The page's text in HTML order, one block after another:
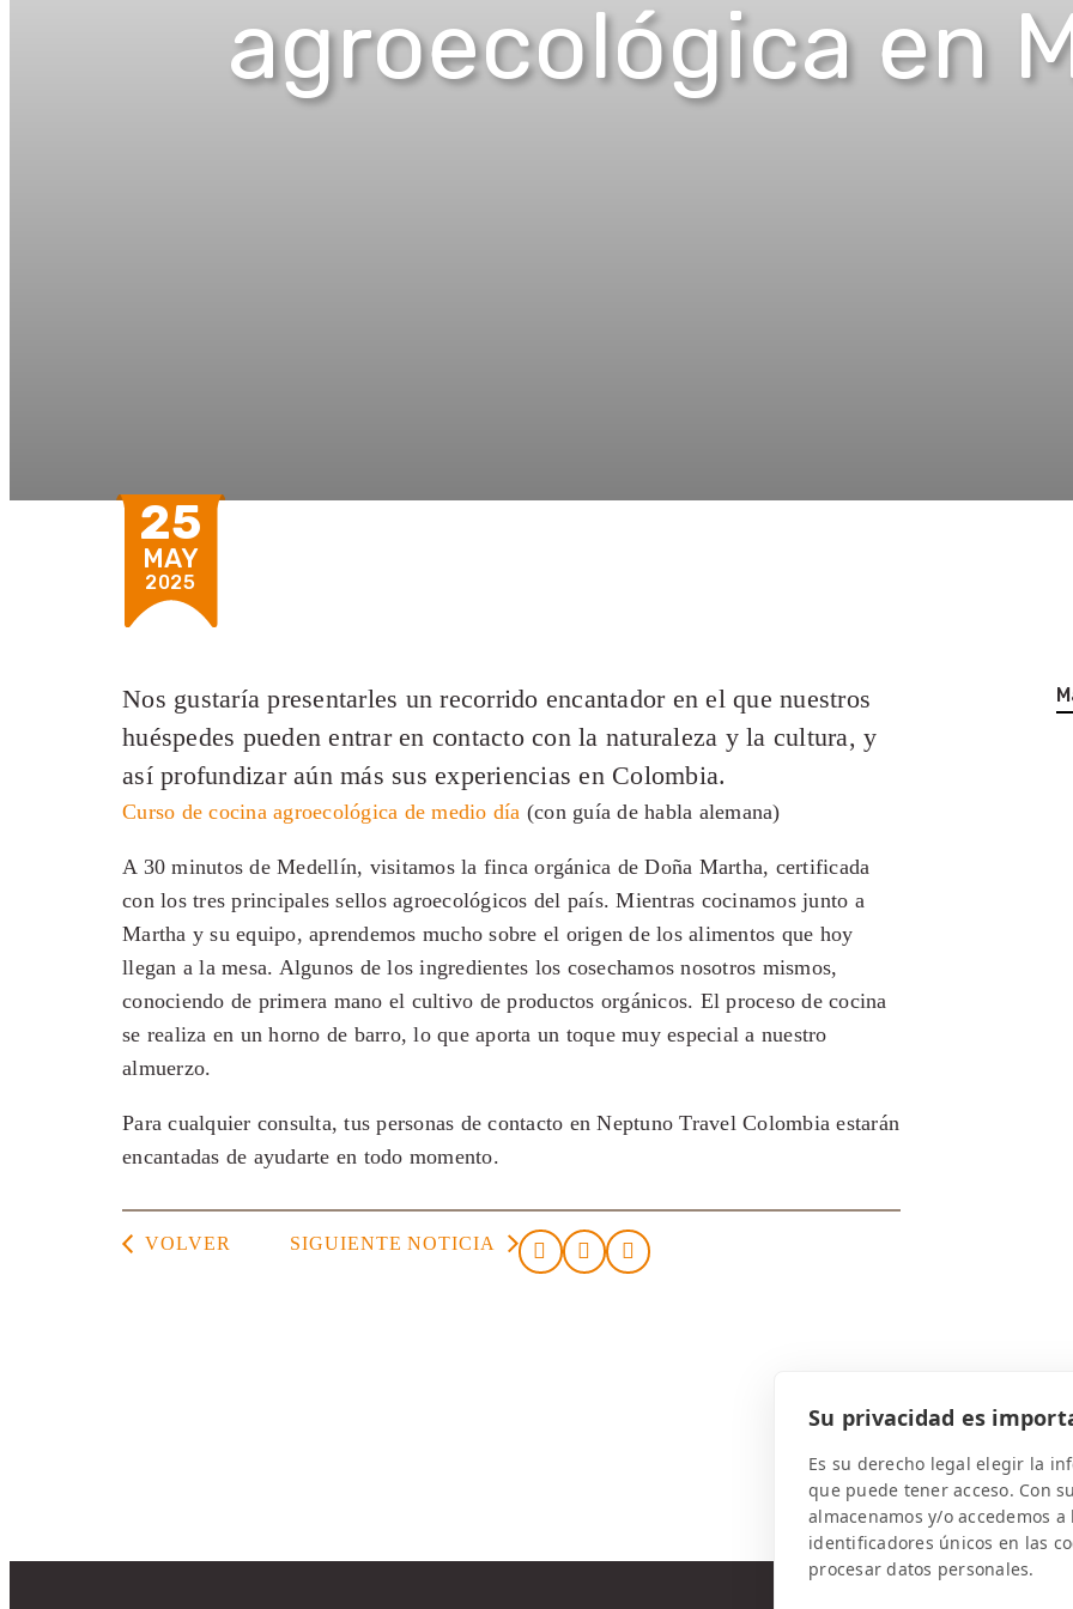
agroecológica en
25
MAY
2025
Nos gustaría presentarles un recorrido encantador en el que nuestros
huéspedes pueden entrar en contacto con la naturaleza y la cultura, y
así profundizar aún más sus experiencias en Colombia.
Curso de cocina agroecológica de medio día (con guía de habla alemana)
A 30 minutos de Medellín, visitamos la finca orgánica de Doña Martha, certificada
con los tres principales sellos agroecológicos del país. Mientras cocinamos junto a
Martha y su equipo, aprendemos mucho sobre el origen de los alimentos que hoy
llegan a la mesa. Algunos de los ingredientes los cosechamos nosotros mismos,
conociendo de primera mano el cultivo de productos orgánicos. El proceso de cocina
se realiza en un horno de barro, lo que aporta un toque muy especial a nuestro
almuerzo.
Para cualquier consulta, tus personas de contacto en Neptuno Travel Colombia estarán
encantadas de ayudarte en todo momento.
VOLVER SIGUIENTE NOTICIA
Su privacidad es
Es su derecho legal elegir la
que puede tener acceso. Con
almacenamos y/o accedemos
identificadores únicos en las
procesar datos personales.